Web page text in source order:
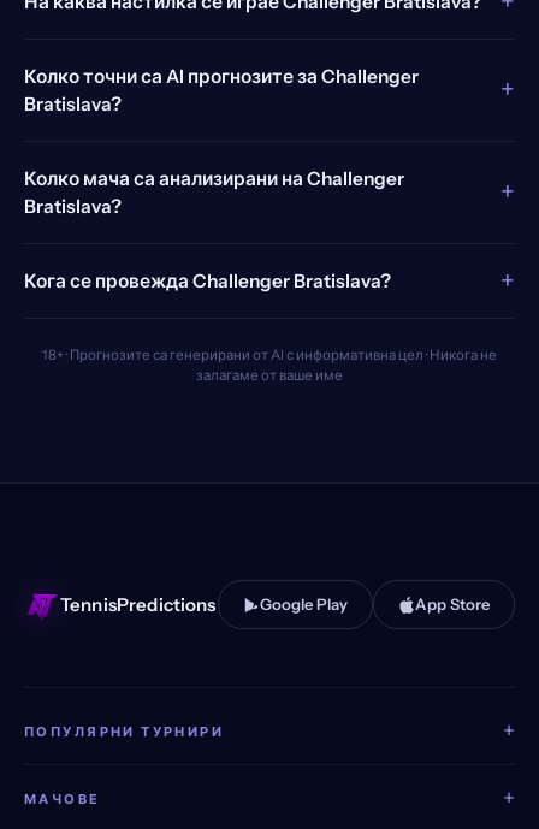
Колко точни са AI прогнозите за Challenger
Bratislava?
+
Колко мача са анализирани на Challenger
Bratislava?
+
Кога се провежда Challenger Bratislava? +
18+ · Прогнозите са генерирани от AI с информативна цел · Никога не
залагаме от ваше име
TennisPredictions Google Play App Store
ПОПУЛЯРНИ ТУРНИРИ +
МАЧОВЕ +